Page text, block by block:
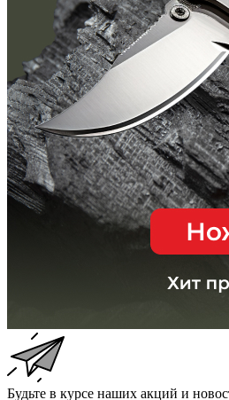
Будьте в курсе наших акций и